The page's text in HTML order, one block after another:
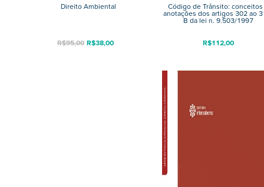
Código de Trânsito:
anotações dos artigos 302 ao
B da lei n. 9.503/1997
R$112,00
Direito Ambiental
R$95,00 R$38,00